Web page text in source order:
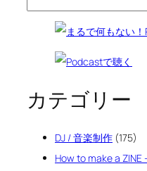
カテゴリー
DJ / 音楽制作 (175)
How to make a